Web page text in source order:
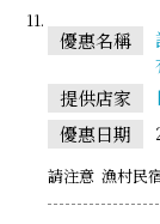
優惠名稱
提供店家
優惠日期
請注意 漁村民